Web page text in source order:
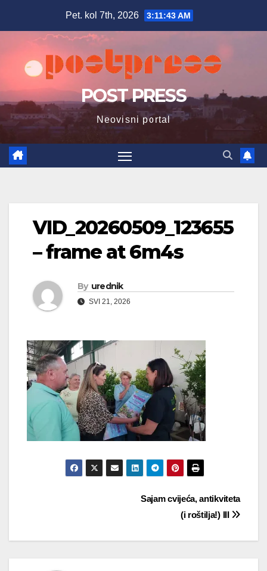
Pet. kol 7th, 2026 3:11:44 AM
POST PRESS
Neovisni portal
VID_20260509_123655
– frame at 6m4s
By urednik
SVI 21, 2026
Sajam cvijeća, antikviteta
(i roštilja!) III